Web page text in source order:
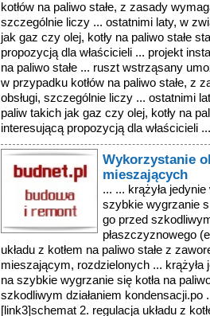
kotłów na paliwo stałe, z zasady
szczególnie liczy ... ostatnimi laty, w
jak gaz czy olej, kotły na paliwo stałe
propozycją dla właścicieli ... projekt
na paliwo stałe ... ruszt wstrząsany
w przypadku kotłów na paliwo stałe, z
obsługi, szczególnie liczy ... ostatnimi
paliw takich jak gaz czy olej, kotły na
interesującą propozycją dla właścicieli ...
Wykorzystanie
mieszających
... ... krążyła
szybkie wygrzanie
go przed
płaszczyznowego
układu z kotłem na paliwo stałe z
mieszającym, rozdzielonych ...
na szybkie wygrzanie się kotła na
szkodliwym działaniem kondensacji.po
[link3]schemat 2. regulacja układu z